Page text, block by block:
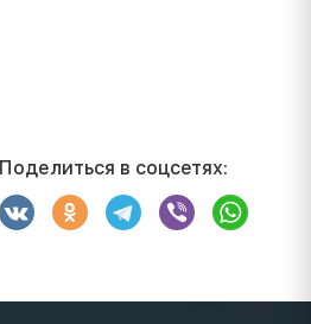
Поделиться в соцсетях: